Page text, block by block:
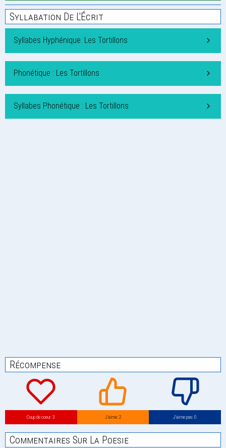
Syllabation De L'Écrit
Syllabes Hyphénique: Les Tortillons
Phonétique : Les Tortillons
Syllabes Phonétique : Les Tortillons
Récompense
Coup de coeur: 3 J’aime: 2 J’aime pas: 0
Commentaires Sur La Poesie